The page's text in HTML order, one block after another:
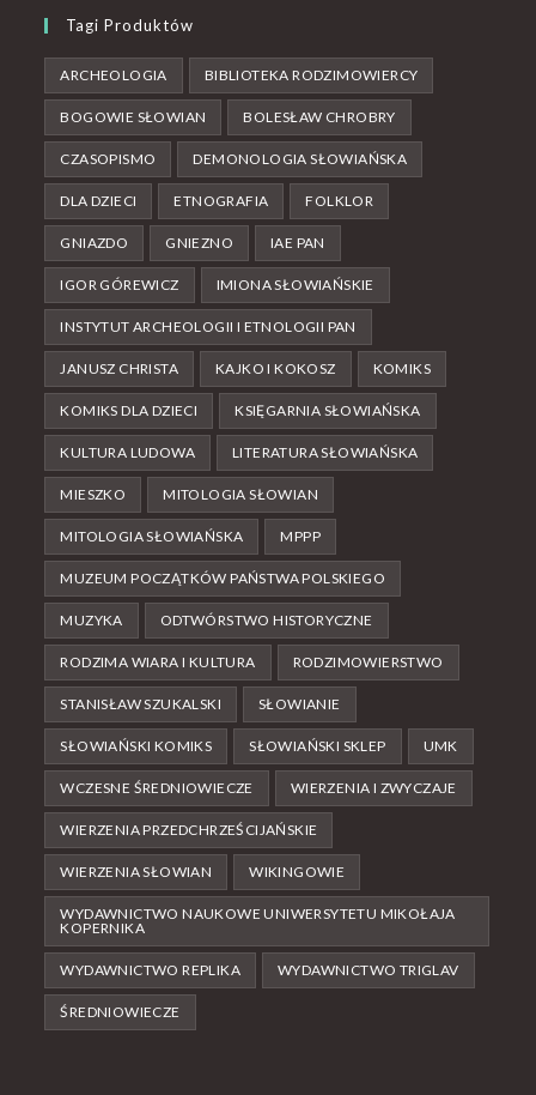
Tagi Produktów
ARCHEOLOGIA BIBLIOTEKA RODZIMOWIERCY
BOGOWIE SŁOWIAN BOLESŁAW CHROBRY
CZASOPISMO DEMONOLOGIA SŁOWIAŃSKA
DLA DZIECI ETNOGRAFIA FOLKLOR
GNIAZDO GNIEZNO IAE PAN
IGOR GÓREWICZ IMIONA SŁOWIAŃSKIE
INSTYTUT ARCHEOLOGII I ETNOLOGII PAN
JANUSZ CHRISTA KAJKO I KOKOSZ KOMIKS
KOMIKS DLA DZIECI KSIĘGARNIA SŁOWIAŃSKA
KULTURA LUDOWA LITERATURA SŁOWIAŃSKA
MIESZKO MITOLOGIA SŁOWIAN
MITOLOGIA SŁOWIAŃSKA MPPP
MUZEUM POCZĄTKÓW PAŃSTWA POLSKIEGO
MUZYKA ODTWÓRSTWO HISTORYCZNE
RODZIMA WIARA I KULTURA RODZIMOWIERSTWO
STANISŁAW SZUKALSKI SŁOWIANIE
SŁOWIAŃSKI KOMIKS SŁOWIAŃSKI SKLEP UMK
WCZESNE ŚREDNIOWIECZE WIERZENIA I ZWYCZAJE
WIERZENIA PRZEDCHRZEŚCIJAŃSKIE
WIERZENIA SŁOWIAN WIKINGOWIE
WYDAWNICTWO NAUKOWE UNIWERSYTETU MIKOŁAJA
KOPERNIKA
WYDAWNICTWO REPLIKA WYDAWNICTWO TRIGLAV
ŚREDNIOWIECZE